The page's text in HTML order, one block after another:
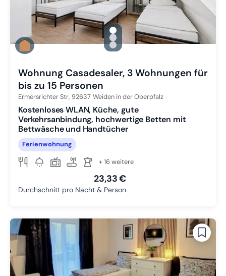
gallery.slide_selector
Zu Slide 1 wechseln
Zu Slide 2 wechseln
Zu Slide 3 wechseln
Wohnung Casadesaler, 3 Wohnungen für
bis zu 15 Personen
Ermersrichter Str, 92637 Weiden in der Oberpfalz
Kostenloses WLAN, Küche, gute
Verkehrsanbindung, hochwertige Betten mit
Bettwäsche und Handtücher
Ferienwohnung
+ 16 weitere
23,33 €
Durchschnitt pro Nacht & Person